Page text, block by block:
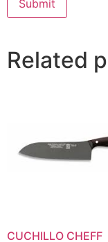
Related
CUCHILLO CHEFF